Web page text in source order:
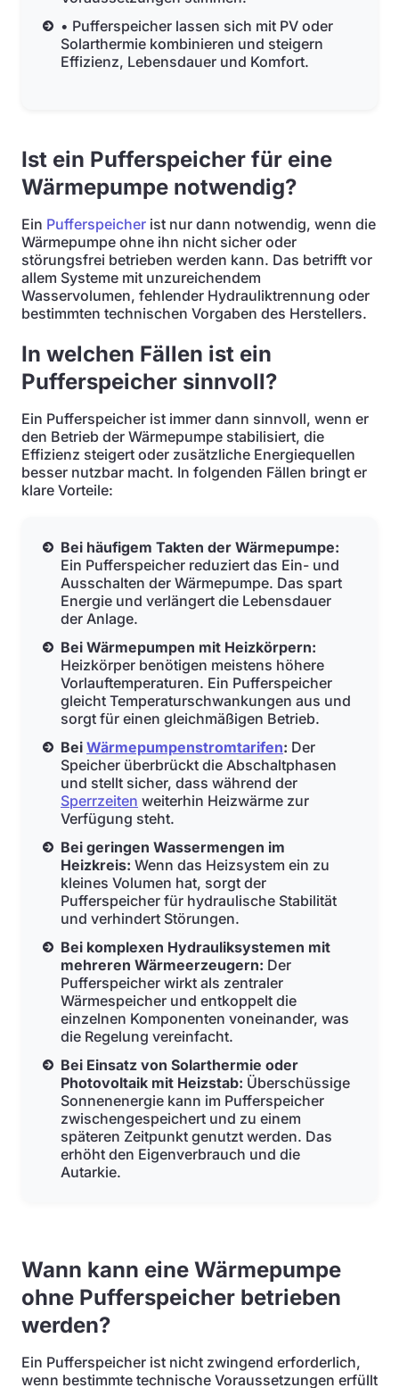
• Pufferspeicher lassen sich mit PV oder
Solarthermie kombinieren und steigern
Effizienz, Lebensdauer und Komfort.
Ist ein Pufferspeicher für eine
Wärmepumpe notwendig?
Ein Pufferspeicher ist nur dann notwendig, wenn die
Wärmepumpe ohne ihn nicht sicher oder
störungsfrei betrieben werden kann. Das betrifft vor
allem Systeme mit unzureichendem
Wasservolumen, fehlender Hydrauliktrennung oder
bestimmten technischen Vorgaben des Herstellers.
In welchen Fällen ist ein
Pufferspeicher sinnvoll?
Ein Pufferspeicher ist immer dann sinnvoll, wenn er
den Betrieb der Wärmepumpe stabilisiert, die
Effizienz steigert oder zusätzliche Energiequellen
besser nutzbar macht. In folgenden Fällen bringt er
klare Vorteile:
Bei häufigem Takten der Wärmepumpe:
Ein Pufferspeicher reduziert das Ein- und
Ausschalten der Wärmepumpe. Das spart
Energie und verlängert die Lebensdauer
der Anlage.
Bei Wärmepumpen mit Heizkörpern:
Heizkörper benötigen meistens höhere
Vorlauftemperaturen. Ein Pufferspeicher
gleicht Temperaturschwankungen aus und
sorgt für einen gleichmäßigen Betrieb.
Bei Wärmepumpenstromtarifen: Der
Speicher überbrückt die Abschaltphasen
und stellt sicher, dass während der
Sperrzeiten weiterhin Heizwärme zur
Verfügung steht.
Bei geringen Wassermengen im
Heizkreis: Wenn das Heizsystem ein zu
kleines Volumen hat, sorgt der
Pufferspeicher für hydraulische Stabilität
und verhindert Störungen.
Bei komplexen Hydrauliksystemen mit
mehreren Wärmeerzeugern: Der
Pufferspeicher wirkt als zentraler
Wärmespeicher und entkoppelt die
einzelnen Komponenten voneinander, was
die Regelung vereinfacht.
Bei Einsatz von Solarthermie oder
Photovoltaik mit Heizstab: Überschüssige
Sonnenenergie kann im Pufferspeicher
zwischengespeichert und zu einem
späteren Zeitpunkt genutzt werden. Das
erhöht den Eigenverbrauch und die
Autarkie.
Wann kann eine Wärmepumpe
ohne Pufferspeicher betrieben
werden?
Ein Pufferspeicher ist nicht zwingend erforderlich,
wenn bestimmte technische Voraussetzungen erfüllt